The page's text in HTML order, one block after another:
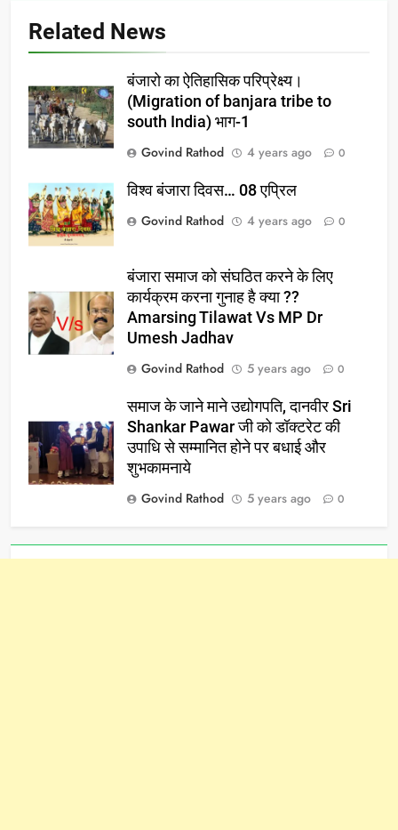
Related News
बंजारो का ऐतिहासिक परिप्रेक्ष्य।
(Migration of banjara tribe to
south India) भाग-1
Govind Rathod
4 years ago 0
विश्व बंजारा दिवस… 08 एप्रिल
Govind Rathod
4 years ago 0
बंजारा समाज को संघठित करने के लिए
कार्यक्रम करना गुनाह है क्या ??
Amarsing Tilawat Vs MP Dr
Umesh Jadhav
Govind Rathod
5 years ago 0
समाज के जाने माने उद्योगपति, दानवीर Sri
Shankar Pawar जी को डॉक्टरेट की
उपाधि से सम्मानित होने पर बधाई और
शुभकामनाये
Govind Rathod
5 years ago 0